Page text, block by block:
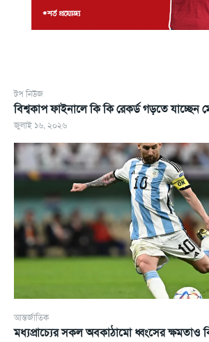
টপ নিউজ
বিশ্বকাপ ফাইনালে কি কি রেকর্ড গড়তে যাচ্ছেন
জুলাই ১৬, ২০২৬
আন্তর্জাতিক
মধ্যপ্রাচ্যের সকল অবকাঠামো ধ্বংসের